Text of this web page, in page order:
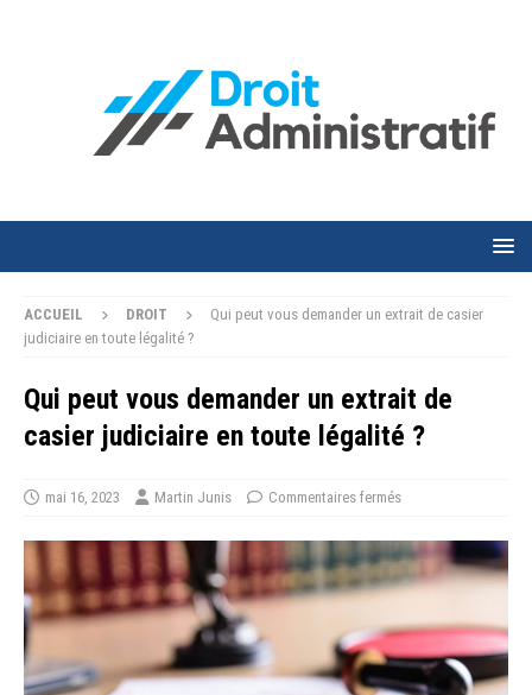
ACCUEIL DROIT
Qui peut vous demander un extrait de casier
judiciaire en toute légalité ?
Qui peut vous demander un extrait de
casier judiciaire en toute légalité ?
mai 16, 2023 Martin Junis Commentaires fermés